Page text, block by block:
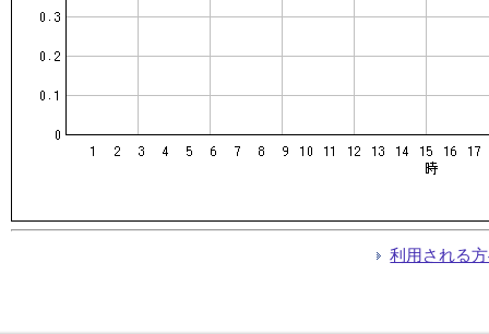
利用される